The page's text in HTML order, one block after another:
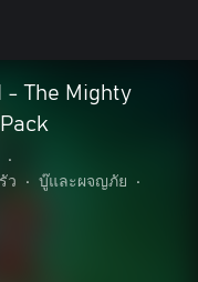
- The Mighty
•
ว
• บู๊และผจญภัย
•